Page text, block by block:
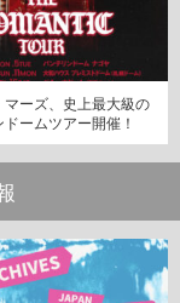
マーズ、史上最大級の
ームツアー開催！